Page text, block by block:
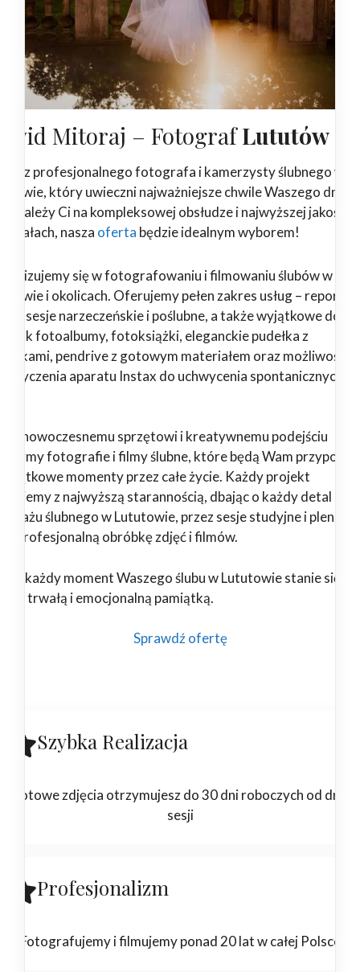
Mitoraj – FotografLututów
profesjonalnego fotografa i kamerzysty ślubnego w
który uwieczni najważniejsze chwile Waszego dnia?
zależy Ci na kompleksowej obsłudze i najwyższej jakości
nasza oferta będzie idealnym wyborem!
się w fotografowaniu i filmowaniu ślubów w
i okolicach. Oferujemy pełen zakres usług –
sesje narzeczeńskie i poślubne, a także wyjątkowe
jak fotoalbumy, fotoksiążki, eleganckie pudełka z
pendrive z gotowym materiałem oraz możliwość
aparatu Instax do uchwycenia spontanicznych
nowoczesnemu sprzętowi i kreatywnemu podejściu
fotografie i filmy ślubne, które będą Wam
momenty przez całe życie. Każdy projekt
z najwyższą starannością, dbając o każdy detal – od
ślubnego w Lututowie, przez sesje studyjne i
profesjonalną obróbkę zdjęć i filmów.
każdy moment Waszego ślubu w Lututowie stanie się
trwałą i emocjonalną pamiątką.
Sprawdź ofertę
Szybka Realizacja
Gotowe zdjęcia otrzymujesz do 30 dni roboczych od dnia
sesji
Profesjonalizm
Fotografujemy i filmujemy ponad 20 lat w całej Polsce